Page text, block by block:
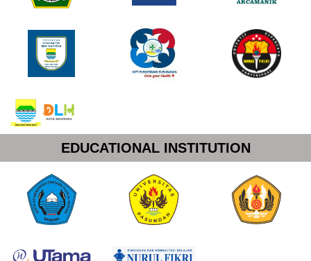
EDUCATIONAL INSTITUTION